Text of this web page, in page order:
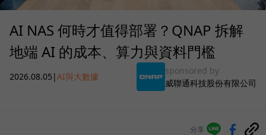
AI NAS 何時才值得部署？QNAP 拆解
地端 AI 的成本、算力與資料門檻
2026.08.05 |AI與大數據
sponsored by
威聯通科技股份有限公司
分享